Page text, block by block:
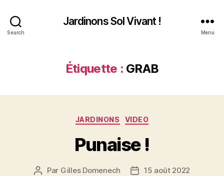
Search
Jardinons Sol Vivant !
Menu
Étiquette : GRAB
Catégories
JARDINONS VIDEO
Punaise !
Auteur
Par Gilles Domenech
Date15 août 2022